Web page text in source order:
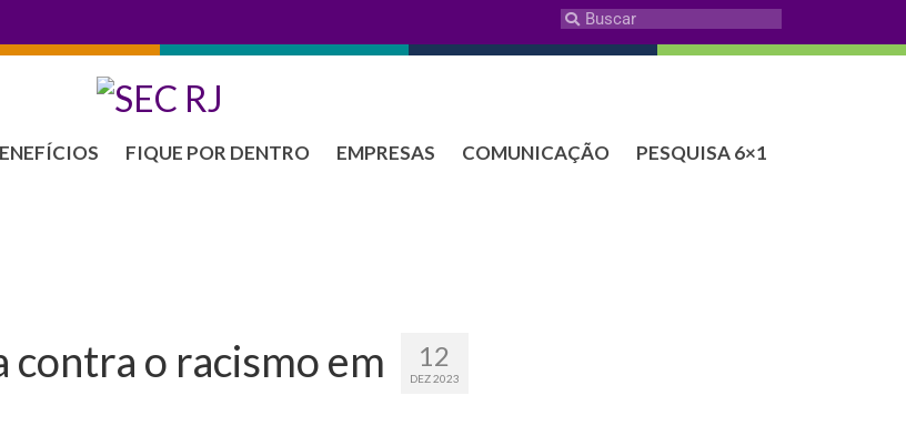
FIQUE POR DENTRO EMPRESAS COMUNICAÇÃO PESQUISA 6×1
12
DEZ 2023
o racismo em